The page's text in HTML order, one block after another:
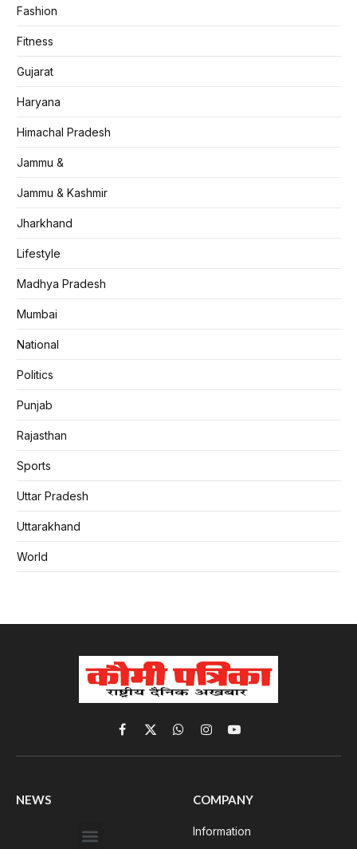
Fashion
Fitness
Gujarat
Haryana
Himachal Pradesh
Jammu &
Jammu & Kashmir
Jharkhand
Lifestyle
Madhya Pradesh
Mumbai
National
Politics
Punjab
Rajasthan
Sports
Uttar Pradesh
Uttarakhand
World
Facebook
X
(Twitter)
WhatsApp
InstagramYouTube
NEWS COMPANY
Information